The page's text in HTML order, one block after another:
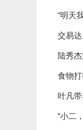
“明天
交易
陆秀
食物打
叶凡
“小二